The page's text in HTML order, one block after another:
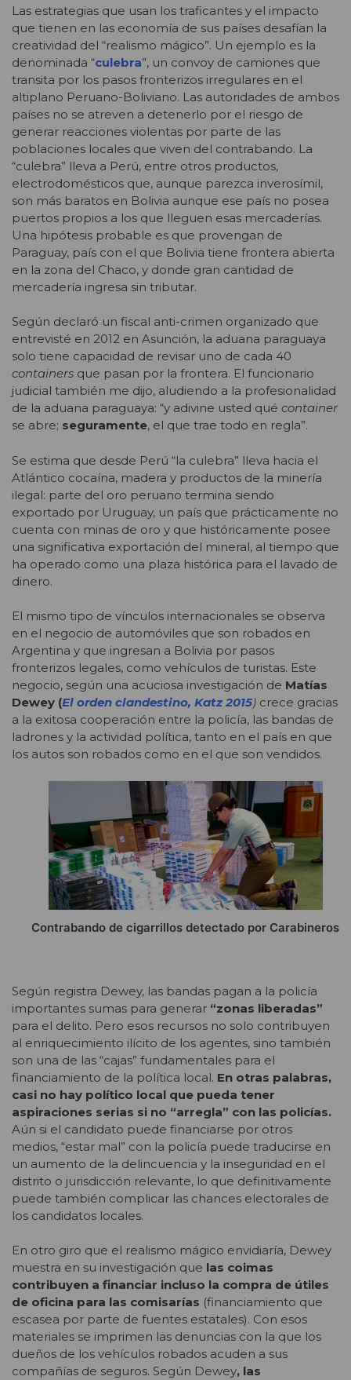
Las estrategias que usan los traficantes y el impacto
que tienen en las economía de sus países desafían la
creatividad del “realismo mágico”. Un ejemplo es la
denominada “culebra”, un convoy de camiones que
transita por los pasos fronterizos irregulares en el
altiplano Peruano-Boliviano. Las autoridades de ambos
países no se atreven a detenerlo por el riesgo de
generar reacciones violentas por parte de las
poblaciones locales que viven del contrabando. La
“culebra” lleva a Perú, entre otros productos,
electrodomésticos que, aunque parezca inverosímil,
son más baratos en Bolivia aunque ese país no posea
puertos propios a los que lleguen esas mercaderías.
Una hipótesis probable es que provengan de
Paraguay, país con el que Bolivia tiene frontera abierta
en la zona del Chaco, y donde gran cantidad de
mercadería ingresa sin tributar.
Según declaró un fiscal anti-crimen organizado que
entrevisté en 2012 en Asunción, la aduana paraguaya
solo tiene capacidad de revisar uno de cada 40
containers que pasan por la frontera. El funcionario
judicial también me dijo, aludiendo a la profesionalidad
de la aduana paraguaya: “y adivine usted qué container
se abre; seguramente, el que trae todo en regla”.
Se estima que desde Perú “la culebra” lleva hacia el
Atlántico cocaína, madera y productos de la minería
ilegal: parte del oro peruano termina siendo
exportado por Uruguay, un país que prácticamente no
cuenta con minas de oro y que históricamente posee
una significativa exportación del mineral, al tiempo que
ha operado como una plaza histórica para el lavado de
dinero.
El mismo tipo de vínculos internacionales se observa
en el negocio de automóviles que son robados en
Argentina y que ingresan a Bolivia por pasos
fronterizos legales, como vehículos de turistas. Este
negocio, según una acuciosa investigación de Matías
Dewey (El orden clandestino, Katz 2015) crece gracias
a la exitosa cooperación entre la policía, las bandas de
ladrones y la actividad política, tanto en el país en que
los autos son robados como en el que son vendidos.
Contrabando de cigarrillos detectado por Carabineros
Según registra Dewey, las bandas pagan a la policía
importantes sumas para generar “zonas liberadas”
para el delito. Pero esos recursos no solo contribuyen
al enriquecimiento ilícito de los agentes, sino también
son una de las “cajas” fundamentales para el
financiamiento de la política local. En otras palabras,
casi no hay político local que pueda tener
aspiraciones serias si no “arregla” con las policías.
Aún si el candidato puede financiarse por otros
medios, “estar mal” con la policía puede traducirse en
un aumento de la delincuencia y la inseguridad en el
distrito o jurisdicción relevante, lo que definitivamente
puede también complicar las chances electorales de
los candidatos locales.
En otro giro que el realismo mágico envidiaría, Dewey
muestra en su investigación que las coimas
contribuyen a financiar incluso la compra de útiles
de oficina para las comisarías (financiamiento que
escasea por parte de fuentes estatales). Con esos
materiales se imprimen las denuncias con la que los
dueños de los vehículos robados acuden a sus
compañías de seguros. Según Dewey, las